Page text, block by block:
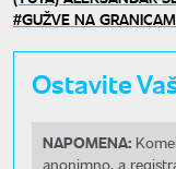
GUŽVE NA
Ostavite
NAPOMENA:
anonimno, a